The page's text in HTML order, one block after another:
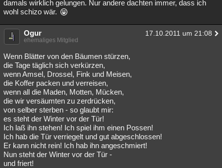
damals wirklich gelungen. Nur andere dachten immer, dass ich
wohl schizo wär.
Ogur 17.10.2011 um 21:08
ehemaliges Mitglied
Wenn Blätter von den Bäumen stürzen,
die Tage täglich sich verkürzen,
wenn Amsel, Drossel, Fink und Meisen,
die Koffer packen und verreisen,
wenn all die Maden, Motten, Mücken,
die wir versäumten zu zerdrücken,
von selber sterben - so glaubt mir:
es steht der Winter vor der Tür!
Ich laß ihn stehen! Ich spiel ihm einen Possen!
Ich hab die Tür verriegelt und gut abgeschlossen!
Er kann nicht rein! Ich hab ihn angeschmiert!
Nun steht der Winter vor der Tür -
und friert!